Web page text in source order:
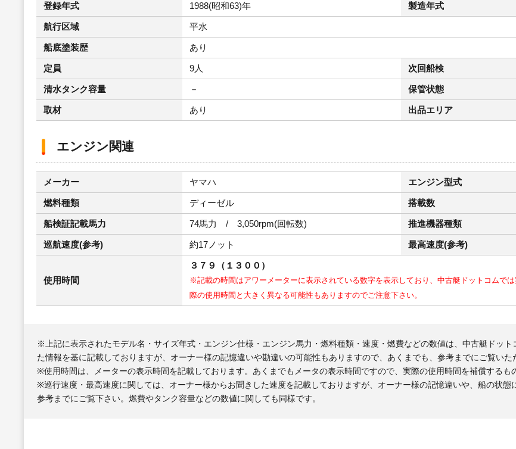
登録年式 1988(昭和63)年 製造年式
航行区域 平水
船底塗装歴 あり
定員 9人 次回船検
清水タンク容量 － 保管状態
取材 あり 出品エリア
エンジン関連
メーカー ヤマハ エンジン型式
燃料種類 ディーゼル 搭載数
船検証記載馬力 74馬力 / 3,050rpm(回転数) 推進機器種類
巡航速度(参考) 約17ノット 最高速度(参考)
使用時間
３７９（１３００）
※記載の時間はアワーメーターに表示されている数字を表示しており、中古艇ドットコムで
際の使用時間と大きく異なる可能性もありますのでご注意下さい。
※上記に表示されたモデル名・サイズ年式・エンジン仕様・エンジン馬力・燃料種類・速度・燃費などの数値は、中古艇ドッ
た情報を基に記載しておりますが、オーナー様の記憶違いや勘違いの可能性もありますので、あくまでも、参考までにご覧いた
※使用時間は、メーターの表示時間を記載しております。あくまでもメータの表示時間ですので、実際の使用時間を補償するも
※巡行速度・最高速度に関しては、オーナー様からお聞きした速度を記載しておりますが、オーナー様の記憶違いや、船の状
参考までにご覧下さい。燃費やタンク容量などの数値に関しても同様です。